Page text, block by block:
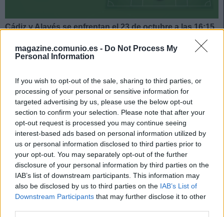
magazine.comunio.es - Do Not Process My
Personal Information
If you wish to opt-out of the sale, sharing to third parties, or
processing of your personal or sensitive information for
targeted advertising by us, please use the below opt-out
section to confirm your selection. Please note that after your
opt-out request is processed you may continue seeing
interest-based ads based on personal information utilized by
us or personal information disclosed to third parties prior to
your opt-out. You may separately opt-out of the further
disclosure of your personal information by third parties on the
IAB’s list of downstream participants. This information may
also be disclosed by us to third parties on the IAB’s List of
Downstream Participants that may further disclose it to other
Cádiz y Alavés se enfrentan el 23 de octubre a las 16:15
alineación que presente Javi Calleja? A continuación,
Cádiz
Posible alineación: Ledesma – Iza Carcelén, Fali,
Haroyan, Espino – Jonsson, Tomás Alarcón, Salvi, Sobrino
(Perea) – Choco Lozano (Sobrino), Negredo.
Estos jugadores son baja: Garrido (rodilla).
Estos jugadores son duda: José Mari.
Posibles modificaciones : Negredo puede regresar al once
tras ser suplente en el encuentro ante el Espanyol. La otra
novedad puede ser la vuelta de Fali al centro de la zaga,